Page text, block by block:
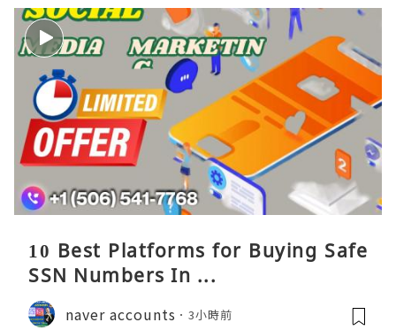
10 Best Platforms for Buying Safe
SSN Numbers In ...
naver accounts 3小時前